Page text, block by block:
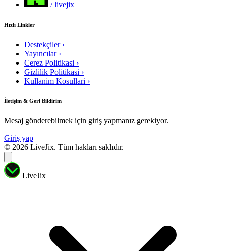
/ livejix
Hızlı Linkler
Destekçiler ›
Yayıncılar ›
Cerez Politikasi ›
Gizlilik Politikasi ›
Kullanim Kosullari ›
İletişim & Geri Bildirim
Mesaj gönderebilmek için giriş yapmanız gerekiyor.
Giriş yap
© 2026 LiveJix. Tüm hakları saklıdır.
LiveJix